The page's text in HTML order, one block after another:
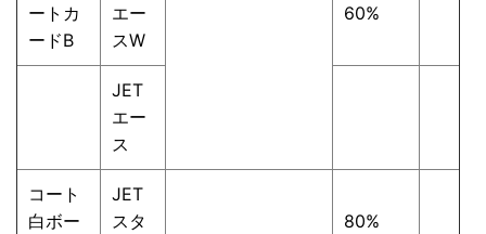
ートカ
ードB
エー
スW
60%
JET
エー
ス
コート
白ボー
JET
スタ
80%